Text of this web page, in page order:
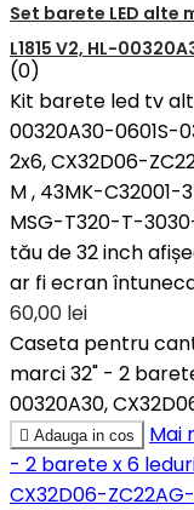
Set barete LED alte
L1815 V2, HL-
(0)
Kit barete led tv
00320A30-0601S-
2x6, CX32D06-
M , 43MK-C32001-
MSG-T320-T-
tău de 32 inch
ar fi ecran
60,00 lei
Caseta pentru
marci 32" - 2
00320A30,
 Adauga in cos Mai
- 2 barete x 6
CX32D06-